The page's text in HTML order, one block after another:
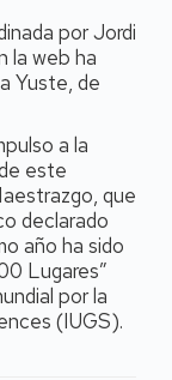
por Jordi
la web ha
Yuste, de
a la
este
que
declarado
año ha sido
Lugares”
por la
(IUGS).